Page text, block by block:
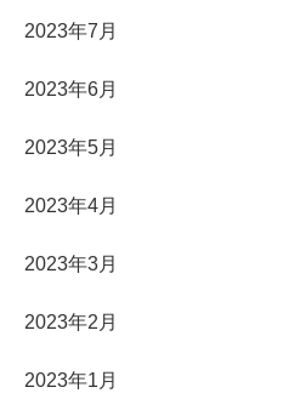
2023年7月
2023年6月
2023年5月
2023年4月
2023年3月
2023年2月
2023年1月